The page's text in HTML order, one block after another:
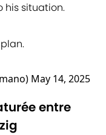
his situation.
May 14, 2025
entre